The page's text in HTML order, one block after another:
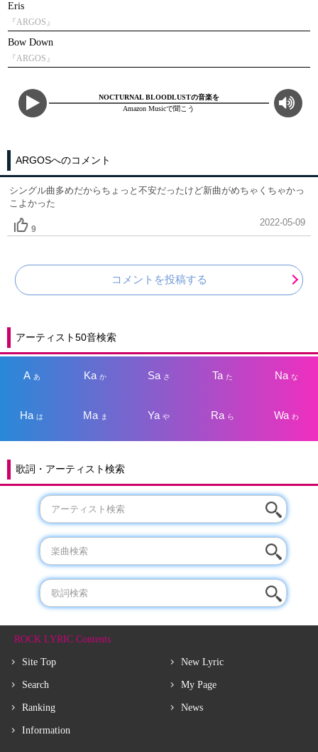
Eris
『ARGOS』
Bow Down
『ARGOS』
NOCTURNAL BLOODLUSTの音楽を
Amazon Musicで聞こう
ARGOSへのコメント
シングル曲多めだからちょっと不安だったけど新曲がめちゃくちゃかっ
こよかった
9
2022-05-09
コメントを投稿する
アーティスト50音検索
A あ Kaか Sa さ Taた Na な
Haは Ma ま Yaや Ra ら Wa わ
歌詞・アーティスト検索
ROCK LYRIC Contents
Site Top
Search
Ranking
Information
New Lyric
My Page
News